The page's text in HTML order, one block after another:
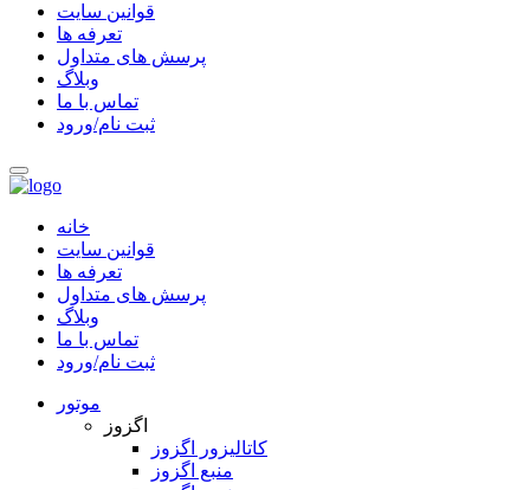
قوانین سایت
تعرفه ها
پرسش های متداول
وبلاگ
تماس با ما
ثبت نام/ورود
خانه
قوانین سایت
تعرفه ها
پرسش های متداول
وبلاگ
تماس با ما
ثبت نام/ورود
موتور
اگزوز
کاتالیزور اگزوز
منبع اگزوز